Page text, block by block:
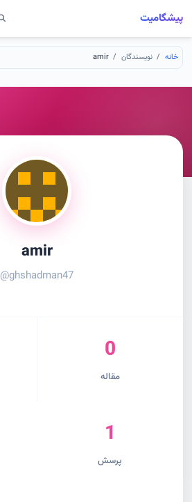
پیشگامیت
خانه نویسندگان amir
amir
@ghshadman47
0
مقاله
1
پرسش